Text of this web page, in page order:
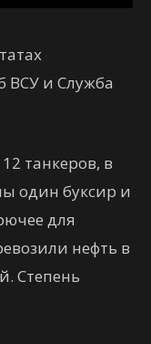
ВСУ и Служба
танкеров, в
один буксир и
для
нефть в
Степень